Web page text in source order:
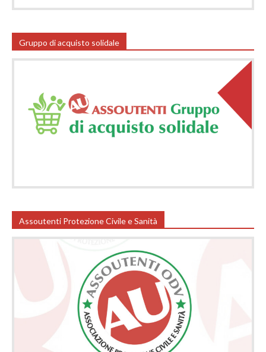
Gruppo di acquisto solidale
Assoutenti Protezione Civile e Sanità